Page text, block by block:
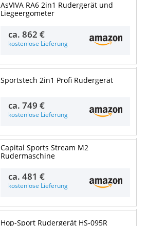
AsVIVA RA6 2in1 Rudergerät und
Liegeergometer
ca.862 €
kostenlose Lieferung
Sportstech 2in1 Profi Rudergerät
ca.749 €
kostenlose Lieferung
Capital Sports Stream M2
Rudermaschine
ca.481 €
kostenlose Lieferung
Hop-Sport Rudergerät HS-095R